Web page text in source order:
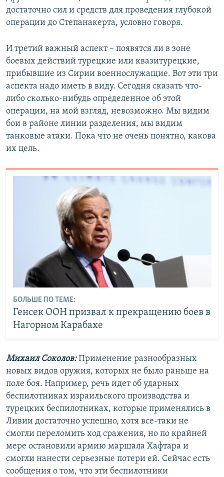
достаточно сил и средств для проведения глубокой
операции до Степанакерта, условно говоря.
И третий важный аспект – появятся ли в зоне
боевых действий турецкие или квазитурецкие,
прибывшие из Сирии военнослужащие. Вот эти три
аспекта надо иметь в виду. Сегодня сказать что-
либо сколько-нибудь определенное об этой
операции, на мой взгляд, невозможно. Мы видим
бои в районе линии разделения, мы видим
танковые атаки. Пока что не очень понятно, какова
их цель.
БОЛЬШЕ ПО ТЕМЕ:
Генсек ООН призвал к прекращению боев в
Нагорном Карабахе
Михаил Соколов:Применение разнообразных
новых видов оружия, которых не было раньше на
поле боя. Например, речь идет об ударных
беспилотниках израильского производства и
турецких беспилотниках, которые применялись в
Ливии достаточно успешно, хотя все-таки не
смогли переломить ход сражения, но по крайней
мере остановили армию маршала Хафтара и
смогли нанести серьезные потери ей. Сейчас есть
сообщения о том, что эти беспилотники